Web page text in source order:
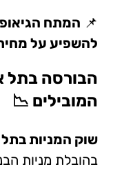
📌 המתח
להשפיע על
הבורסה בתל
המובילים 📉
שוק המניות
בהובלת מניות